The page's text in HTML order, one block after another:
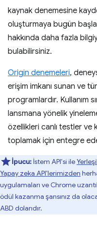
kaynak denemesine
oluşturmaya bugün
hakkında daha fazla
bulabilirsiniz.
Origin denemeleri,
erişim imkanı sunan ve
programlardır. Kullanım
lansmana yönelik
özellikleri canlı testler ve
toplamak için entegre
İpucu: İstem API'si ile
Yapay zeka API'lerimizden
uygulamaları ve Chrome
ödül kazanma şansınız da
ABD dolarıdır.